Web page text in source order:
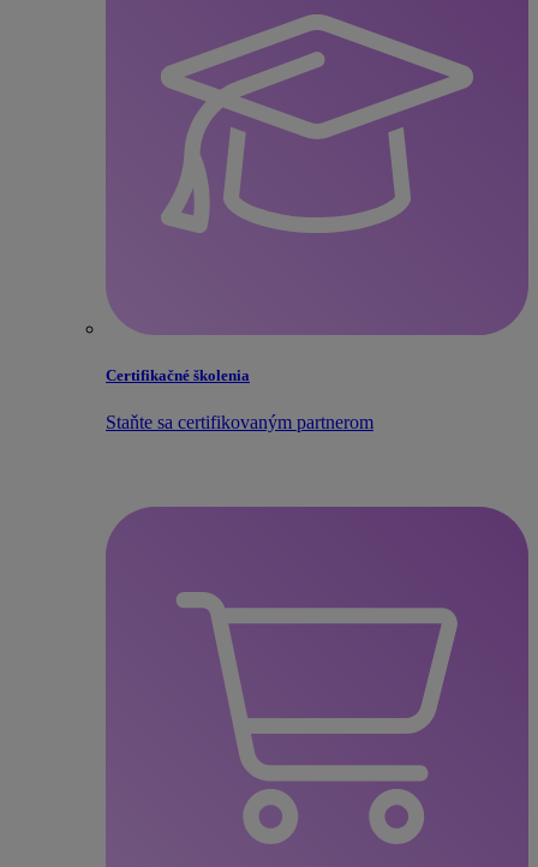
Certifikačné školenia
Staňte sa certifikovaným partnerom